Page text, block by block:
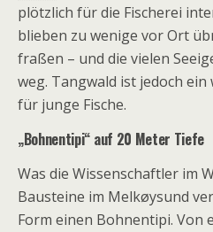
plötzlich für die Fischerei
blieben zu wenige vor Ort
fraßen – und die vielen
weg. Tangwald ist jedoch
für junge Fische.
„Bohnentipi“ auf 20 Meter Tiefe
Was die Wissenschaftler im
Bausteine im Melkøysund
Form einen Bohnentipi. Von